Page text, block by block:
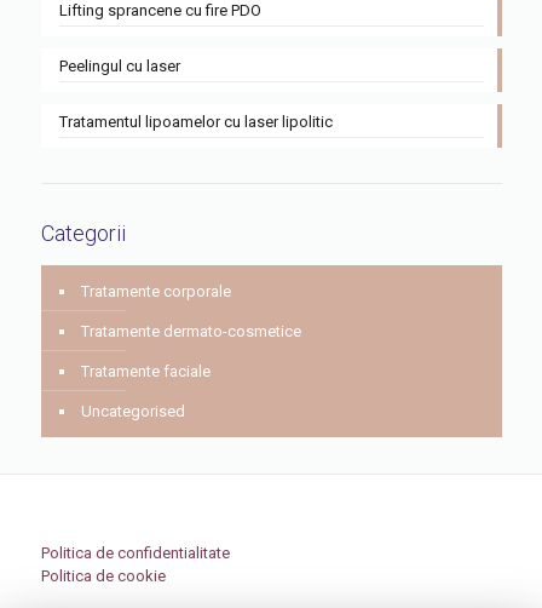
Lifting sprancene cu fire PDO
Peelingul cu laser
Tratamentul lipoamelor cu laser lipolitic
Categorii
Tratamente corporale
Tratamente dermato-cosmetice
Tratamente faciale
Uncategorised
Politica de confidentialitate
Politica de cookie